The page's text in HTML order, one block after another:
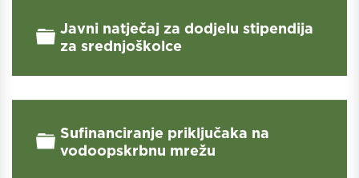
Folder
Javni natječaj za dodjelu stipendija
za srednjoškolce
Folder
Sufinanciranje priključaka na
vodoopskrbnu mrežu